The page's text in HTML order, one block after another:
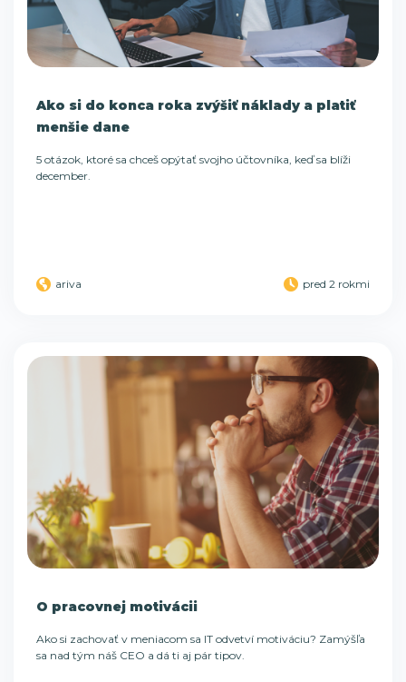
Ako si do konca roka zvýšiť náklady a platiť
menšie dane
5 otázok, ktoré sa chceš opýtať svojho účtovníka, keď sa blíži
december.
ariva pred 2 rokmi
O pracovnej motivácii
Ako si zachovať v meniacom sa IT odvetví motiváciu? Zamýšľa
sa nad tým náš CEO a dá ti aj pár tipov.